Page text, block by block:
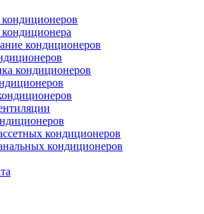
кондиционеров
кондиционеров
кондиционеров
кондиционеров
кондиционеров